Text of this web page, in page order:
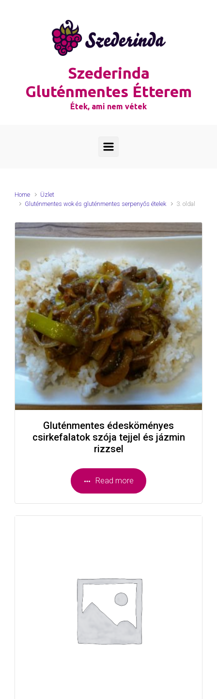
Szederinda
Gluténmentes Étterem
Étek, ami nem vétek
Home
Üzlet
Gluténmentes wok és gluténmentes serpenyős ételek
3. oldal
Gluténmentes édesköményes
csirkefalatok szója tejjel és jázmin
rizzsel
Read more